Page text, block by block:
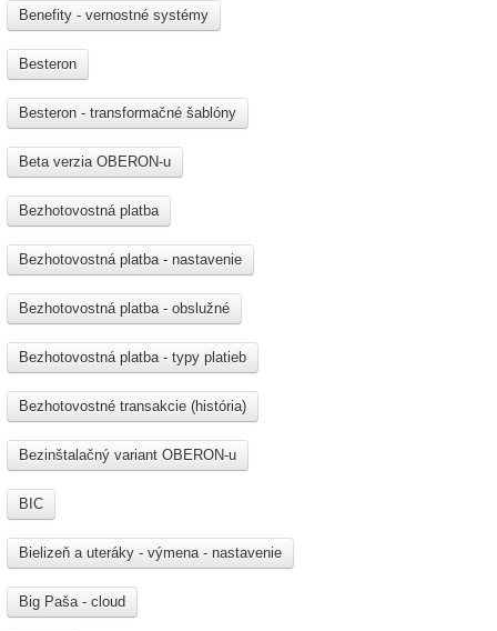
Benefity - vernostné systémy
Besteron
Besteron - transformačné šablóny
Beta verzia OBERON-u
Bezhotovostná platba
Bezhotovostná platba - nastavenie
Bezhotovostná platba - obslužné
Bezhotovostná platba - typy platieb
Bezhotovostné transakcie (história)
Bezinštalačný variant OBERON-u
BIC
Bielizeň a uteráky - výmena - nastavenie
Big Paša - cloud